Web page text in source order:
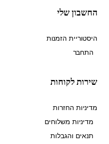
החשבון שלי
היסטוריית הזמנות
התחבר
שירות לקוחות
מדיניות החזרות
מדיניות משלוחים
תנאים והגבלות